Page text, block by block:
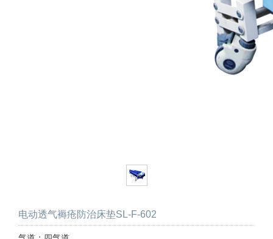
电动透气褥疮防治床垫SL-F-602